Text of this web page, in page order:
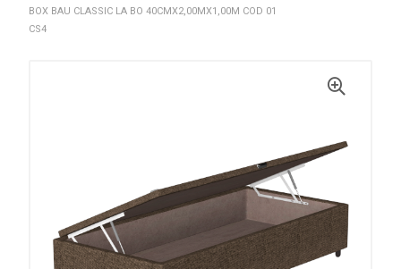
BOX BAU CLASSIC LA BO 40CMX2,00MX1,00M COD 01
CS4